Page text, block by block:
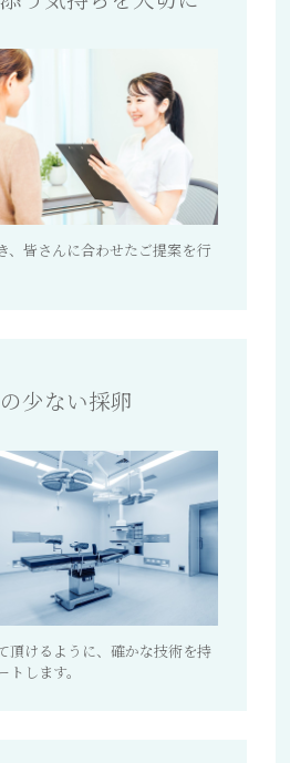
、皆さんに合わせたご提案を行
少ない採卵
頂けるように、確かな技術を持
します。